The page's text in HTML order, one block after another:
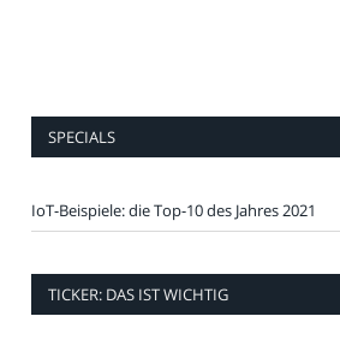
SPECIALS
IoT-Beispiele: die Top-10 des Jahres 2021
TICKER: DAS IST WICHTIG